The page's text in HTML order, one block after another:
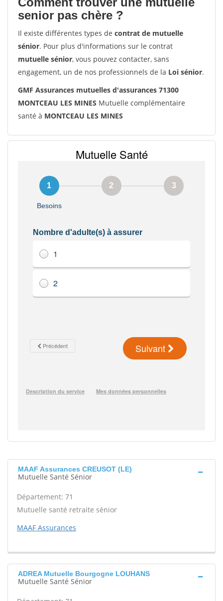
senior pas chère ?
Il existe différentes types de contrat de mutuelle
sénior. Pour plus d'informations sur le contrat
mutuelle sénior, vous pouvez contacter, sans
engagement, un de nos professionnels de la Loi sénior.
GMF Assurances mutuelles d'assurances 71300
MONTCEAU LES MINES Mutuelle complémentaire
santé à MONTCEAU LES MINES
MAAF Assurances CREUSOT (LE)
Mutuelle Santé Sénior
Département: 71
Mutuelle santé retraite sénior
MAAF Assurances
ADREA Mutuelle Bourgogne LOUHANS
Mutuelle Santé Sénior